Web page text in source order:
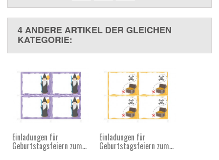
4 ANDERE ARTIKEL DER GLEICHEN
KATEGORIE:
Einladungen für
Geburtstagsfeiern zum...
Einladungen für
Geburtstagsfeiern zum...